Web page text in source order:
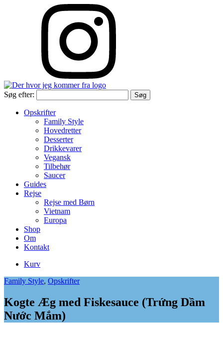
Søg efter:
Opskrifter
Family Style
Hovedretter
Desserter
Drikkevarer
Vegansk
Tilbehør
Saucer
Guides
Rejse
Rejse med Børn
Vietnam
Europa
Shop
Om
Kontakt
Kurv
Family Style, Opskrifter
Kogte Æg med Fiskesauce (Trứng Dầm
Nước Mắm)